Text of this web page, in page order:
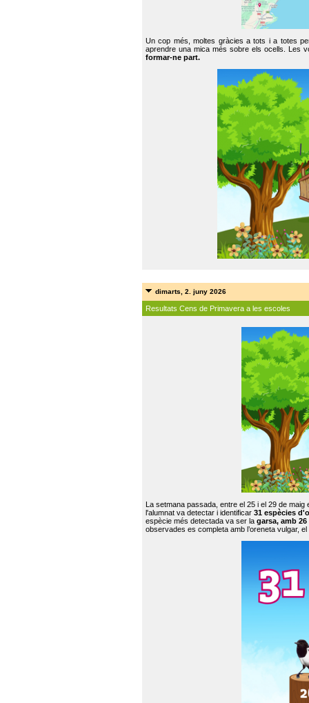
Un cop més, moltes gràcies a tots i a totes
aprendre una mica més sobre els ocells. Les
formar-ne part.
dimarts, 2. juny 2026
Resultats Cens de Primavera a les escoles
La setmana passada, entre el 25 i el 29 de
l'alumnat va detectar i identificar 31 espècies
espècie més detectada va ser la garsa, amb
observades es completa amb l’oreneta vulgar,